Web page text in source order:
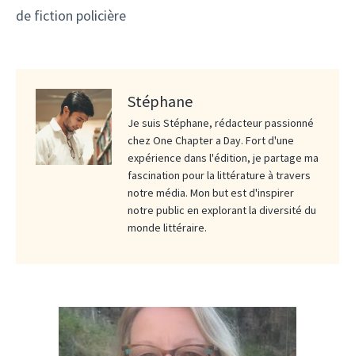
de fiction policière
Stéphane
Je suis Stéphane, rédacteur passionné
chez One Chapter a Day. Fort d'une
expérience dans l'édition, je partage ma
fascination pour la littérature à travers
notre média. Mon but est d'inspirer
notre public en explorant la diversité du
monde littéraire.